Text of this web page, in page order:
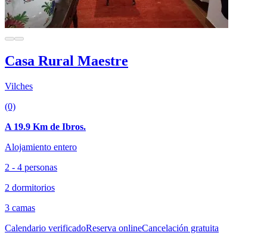
Casa Rural Maestre
Vilches
(0)
A 19.9 Km de Ibros.
Alojamiento entero
2 - 4 personas
2 dormitorios
3 camas
Calendario verificadoReserva onlineCancelación gratuita